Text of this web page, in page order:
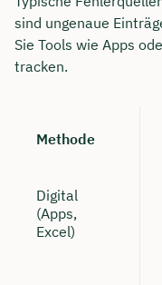
sind ungenaue
Sie Tools wie Apps
tracken.
Methode
Digital
(Apps,
Excel)